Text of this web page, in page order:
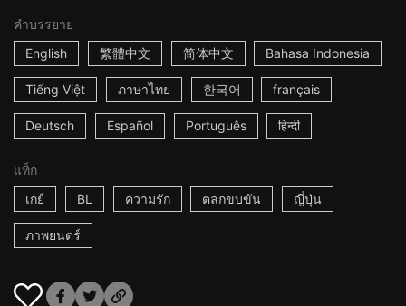
คำบรรยาย
English
繁體中文 简体中文 Bahasa Indonesia
Tiếng Việt ภาษาไทย 한국어 français
Deutsch Español Português हिन्दी
แท็ก
เกย์
BL ความรัก ตลกขบขัน ญี่ปุ่น
ภาพยนตร์